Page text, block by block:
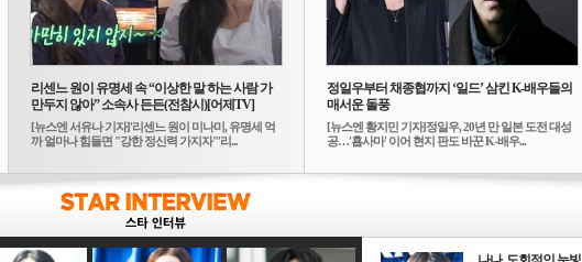
리센느 원이 유명세 속 “이상한 말 하는 사람 가
만두지 않아” 소속사 든든(전참시)[어제TV]
[뉴스엔 서유나 기자]'리센느 원이 미나미, 유명세 억
까 얼마나 힘들면 "강한 정신력 가지자"'리...
정일우부터 채종협까지 ‘일드’ 삼킨 K-배우들의
매서운 돌풍
[뉴스엔 황지민 기자]정일우, 20년 만 일본 도전 대성
공…'횹사마' 이어 현지 판도 바꾼 K-배우...